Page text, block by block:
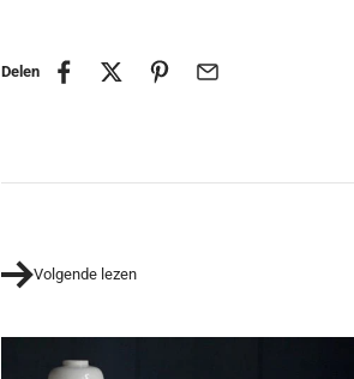
Delen
Volgende lezen